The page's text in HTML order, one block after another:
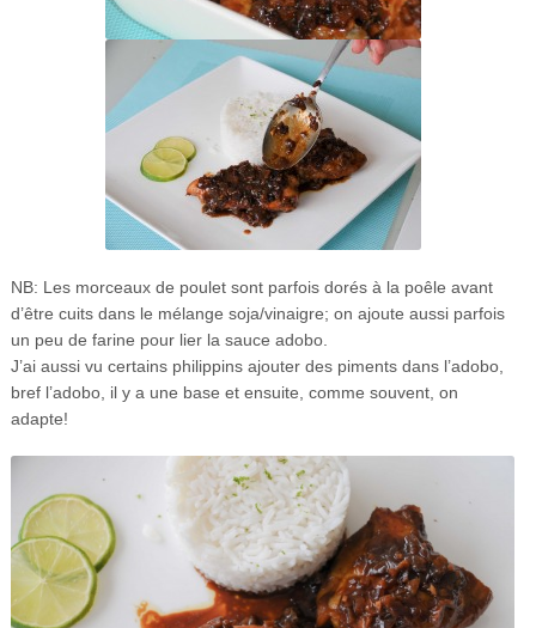
NB: Les morceaux de poulet sont parfois dorés à la poêle avant
d’être cuits dans le mélange soja/vinaigre; on ajoute aussi parfois
un peu de farine pour lier la sauce adobo.
J’ai aussi vu certains philippins ajouter des piments dans l’adobo,
bref l’adobo, il y a une base et ensuite, comme souvent, on
adapte!